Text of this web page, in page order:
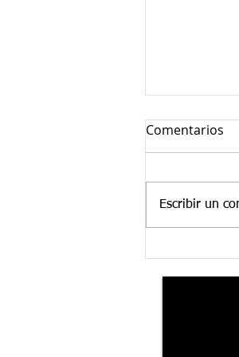
35 años al
nuestros
Comentarios
Escribir un